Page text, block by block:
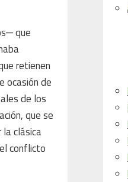
que
retienen
ocasión de
de los
que se
clásica
conflicto